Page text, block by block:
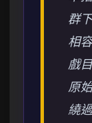
群
相
戲
原
繞